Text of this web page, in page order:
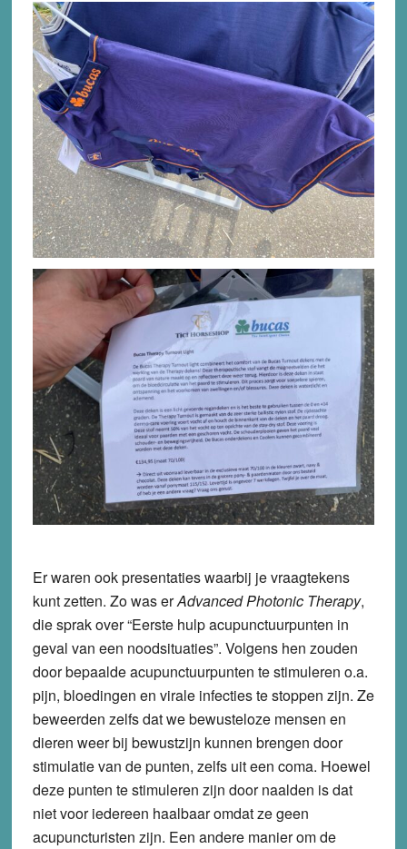
Er waren ook presentaties waarbij je vraagtekens
kunt zetten. Zo was erAdvanced Photonic Therapy,
die sprak over “Eerste hulp acupunctuurpunten in
geval van een noodsituaties”. Volgens hen zouden
door bepaalde acupunctuurpunten te stimuleren o.a.
pijn, bloedingen en virale infecties te stoppen zijn. Ze
beweerden zelfs dat we bewusteloze mensen en
dieren weer bij bewustzijn kunnen brengen door
stimulatie van de punten, zelfs uit een coma. Hoewel
deze punten te stimuleren zijn door naalden is dat
niet voor iedereen haalbaar omdat ze geen
acupuncturisten zijn. Een andere manier om de